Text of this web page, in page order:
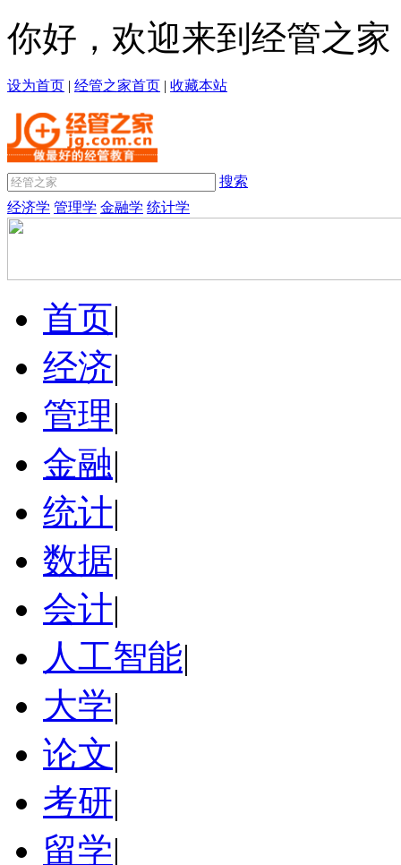
你好，欢迎来到经管之家
设为首页 | 经管之家首页 | 收藏本站
搜索
经济学 管理学 金融学 统计学
首页|
经济|
管理|
金融|
统计|
数据|
会计|
人工智能|
大学|
论文|
考研|
留学|